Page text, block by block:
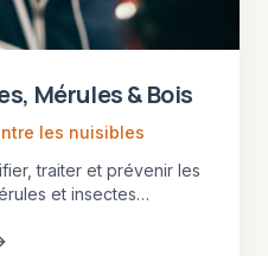
Mérules & Bois
les nuisibles
traiter et prévenir les
et insectes